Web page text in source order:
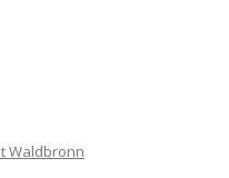
Waldbronn